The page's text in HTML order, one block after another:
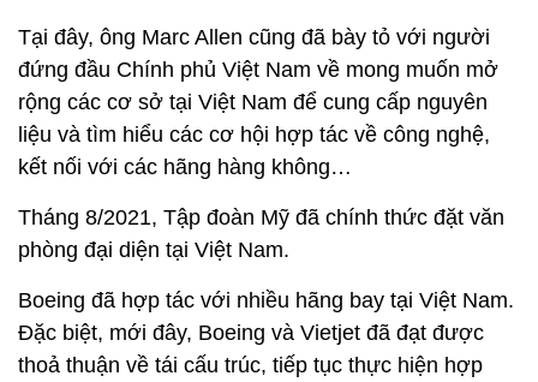
Tại đây, ông Marc Allen cũng đã bày tỏ với người
đứng đầu Chính phủ Việt Nam về mong muốn mở
rộng các cơ sở tại Việt Nam để cung cấp nguyên
liệu và tìm hiểu các cơ hội hợp tác về công nghệ,
kết nối với các hãng hàng không…
Tháng 8/2021, Tập đoàn Mỹ đã chính thức đặt văn
phòng đại diện tại Việt Nam.
Boeing đã hợp tác với nhiều hãng bay tại Việt Nam.
Đặc biệt, mới đây, Boeing và Vietjet đã đạt được
thoả thuận về tái cấu trúc, tiếp tục thực hiện hợp